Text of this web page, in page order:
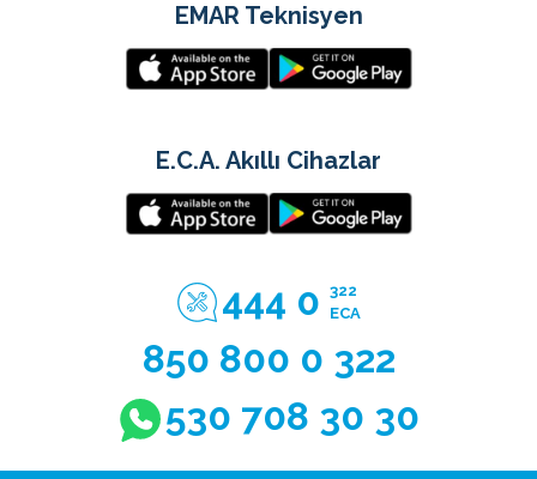
EMAR Teknisyen
E.C.A. Akıllı Cihazlar
444 0 322
ECA
850 800 0 322
530 708 30 30